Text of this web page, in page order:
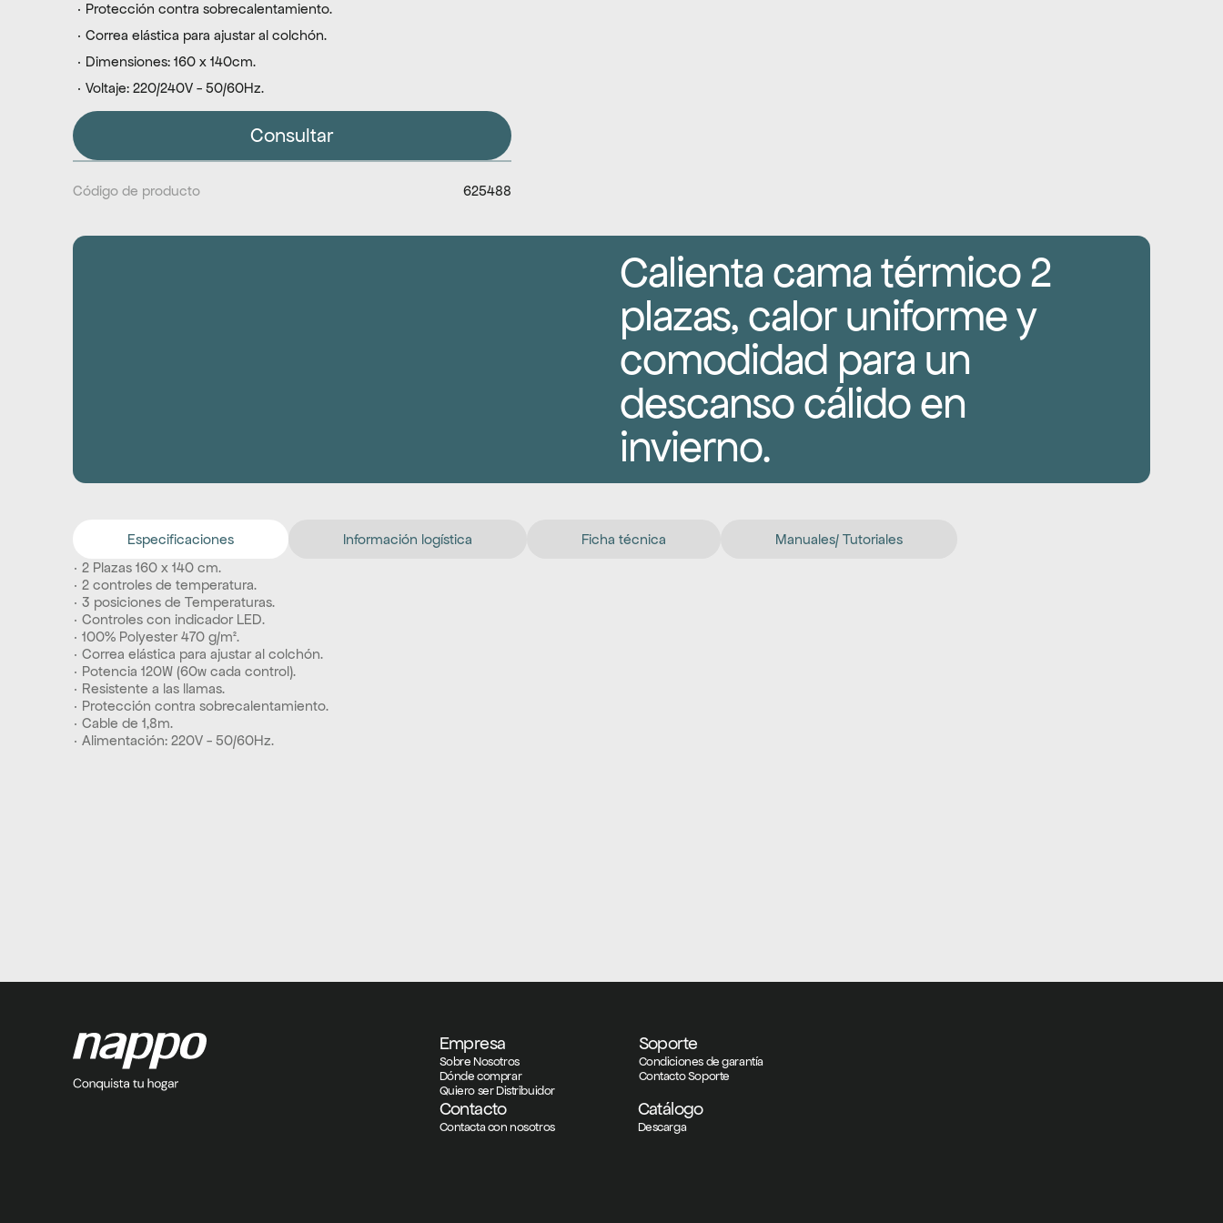
· Protección contra sobrecalentamiento.
· Correa elástica para ajustar al colchón.
· Dimensiones: 160 x 140cm.
· Voltaje: 220/240V - 50/60Hz.
Consultar
Código de producto 625488
Calienta cama térmico 2
plazas, calor uniforme y
comodidad para un
descanso cálido en
invierno.
Especificaciones Información logística Ficha técnica
Manuales/ Tutoriales
· 2 Plazas 160 x 140 cm.
· 2 controles de temperatura.
· 3 posiciones de Temperaturas.
· Controles con indicador LED.
· 100% Polyester 470 g/m².
· Correa elástica para ajustar al colchón.
· Potencia 120W (60w cada control).
· Resistente a las llamas.
· Protección contra sobrecalentamiento.
· Cable de 1,8m.
· Alimentación: 220V - 50/60Hz.
Empresa
Sobre Nosotros
Dónde comprar
Quiero ser Distribuidor
Soporte
Condiciones de garantía
Contacto Soporte
Contacto
Contacta con nosotros
Catálogo
Descarga